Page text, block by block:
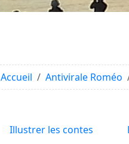
Accueil Antivirale Roméo
Illustrer les contes